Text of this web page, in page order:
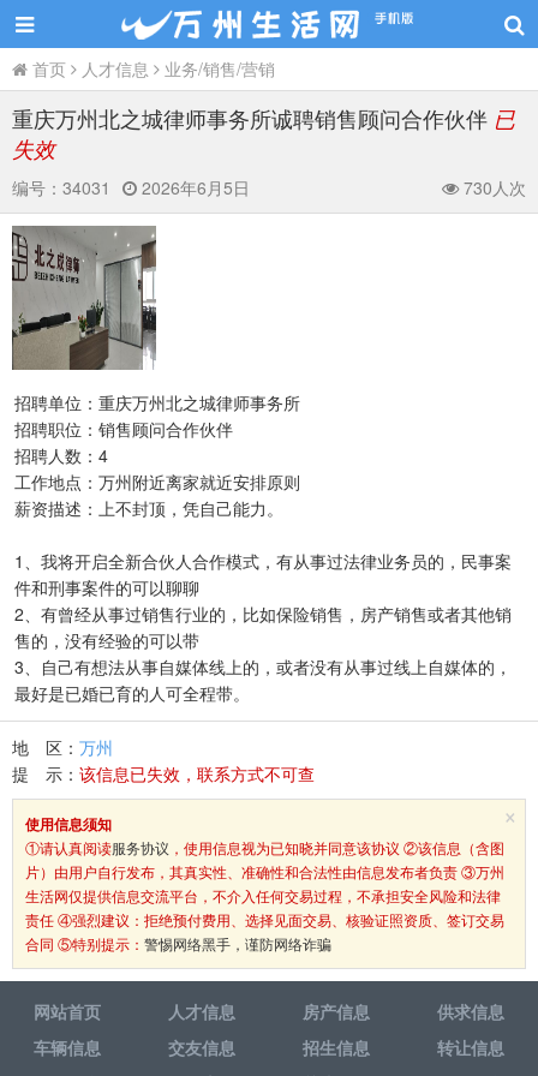
首页 人才信息 业务/销售/营销
重庆万州北之城律师事务所诚聘销售顾问合作伙伴 已
失效
编号： 34031 2026年6月5日 730人次
招聘单位：重庆万州北之城律师事务所
招聘职位：销售顾问合作伙伴
招聘人数：4
工作地点：万州附近离家就近安排原则
薪资描述：上不封顶，凭自己能力。
1、我将开启全新合伙人合作模式，有从事过法律业务员的，民事案
件和刑事案件的可以聊聊
2、有曾经从事过销售行业的，比如保险销售，房产销售或者其他销
售的，没有经验的可以带
3、自己有想法从事自媒体线上的，或者没有从事过线上自媒体的，
最好是已婚已育的人可全程带。
地 区： 万州
提 示： 该信息已失效，联系方式不可查
×
使用信息须知
①请认真阅读服务协议 ，使用信息视为已知晓并同意该协议 ②该信息（含图
片）由用户自行发布，其真实性、准确性和合法性由信息发布者负责 ③万州
生活网仅提供信息交流平台，不介入任何交易过程，不承担安全风险和法律
责任 ④强烈建议：拒绝预付费用、选择见面交易、核验证照资质、签订交易
合同 ⑤特别提示： 警惕网络黑手，谨防网络诈骗
网站首页 人才信息 房产信息
供求信息
车辆信息
交友信息 招生信息
转让信息